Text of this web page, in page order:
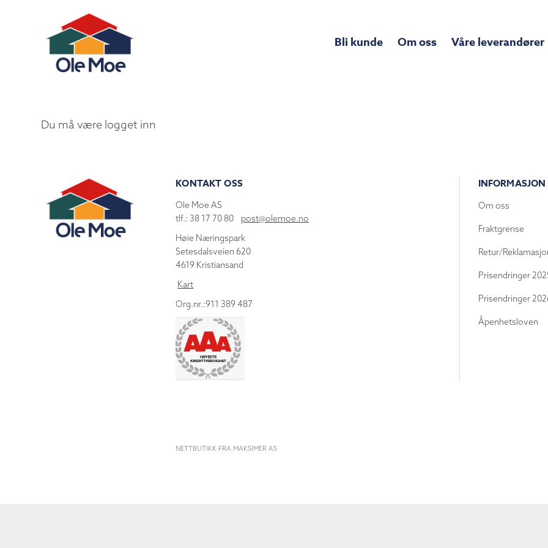
Bli kunde Om oss Våre leverandører
Du må være logget inn
KONTAKT OSS
Ole Moe AS
tlf.: 38 17 70 80 post@olemoe.no
Høie Næringspark
Setesdalsveien 620
4619 Kristiansand
Kart
Org.nr.:911 389 487
INFORMASJON
Om oss
Fraktgrense
Retur/
Prisendringer
Prisendringer
Åpenhetsloven
NETTBUTIKK FRA MAKSIMER AS